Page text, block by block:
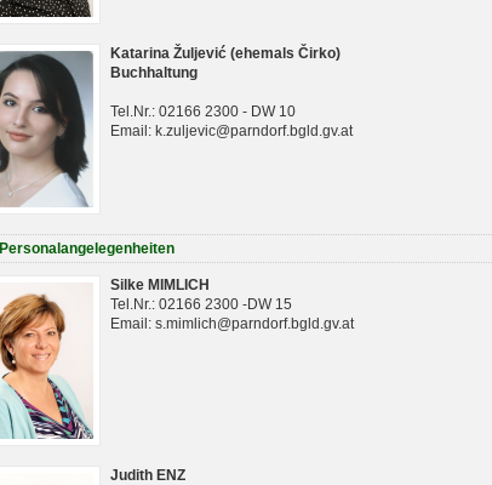
Katarina Žuljević (ehemals Čirko)
Buchhaltung
Tel.Nr.: 02166 2300 - DW 10
Email: k.zuljevic@parndorf.bgld.gv.at
Personalangelegenheiten
Silke MIMLICH
Tel.Nr.: 02166 2300 -DW 15
Email: s.mimlich@parndorf.bgld.gv.at
Judith ENZ